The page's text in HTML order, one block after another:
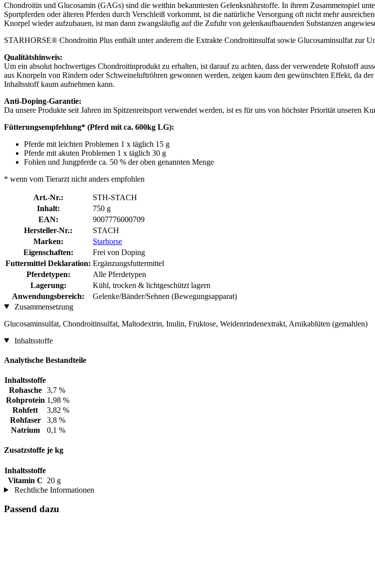
Chondroitin und Glucosamin (GAGs) sind die weithin bekanntesten Gelenksnährstoffe. In ihrem Zusammenspiel
Sportpferden oder älteren Pferden durch Verschleiß vorkommt, ist die natürliche Versorgung oft nicht mehr
Knorpel wieder aufzubauen, ist man dann zwangsläufig auf die Zufuhr von gelenkaufbauenden Substanzen
STARHORSE® Chondroitin Plus enthält unter anderem die Extrakte Condroitinsulfat sowie Glucosaminsulfat zur
Qualitätshinweis:
Um ein absolut hochwertiges Chondroitinprodukt zu erhalten, ist darauf zu achten, dass der verwendete Rohstoff
aus Knorpeln von Rindern oder Schweineluftröhren gewonnen werden, zeigen kaum den gewünschten Effekt, da
Inhaltsstoff kaum aufnehmen kann.
Anti-Doping-Garantie:
Da unsere Produkte seit Jahren im Spitzenreitsport verwendet werden, ist es für uns von höchster Priorität unseren
Fütterungsempfehlung* (Pferd mit ca. 600kg LG):
Pferde mit leichten Problemen 1 x täglich 15 g
Pferde mit akuten Problemen 1 x täglich 30 g
Fohlen und Jungpferde ca. 50 % der oben genannten Menge
* wenn vom Tierarzt nicht anders empfohlen
Art.-Nr.:
STH-STACH
Inhalt:
750 g
EAN:
9007776000709
Hersteller-Nr.:
STACH
Marken:
Starhorse
Eigenschaften:
Frei von Doping
Futtermittel Deklaration: Ergänzungsfuttermittel
Pferdetypen:
Alle Pferdetypen
Lagerung:
Kühl, trocken & lichtgeschützt lagern
Anwendungsbereich:
Gelenke/Bänder/Sehnen (Bewegungsapparat)
Zusammensetzung
Glucosaminsulfat, Chondroitinsulfat, Maltodextrin, Inulin, Fruktose, Weidenrindenextrakt, Arnikablüten (gemahlen)
Inhaltsstoffe
Analytische Bestandteile
Inhaltsstoffe
Rohasche
3,7 %
Rohprotein 1,98 %
Rohfett
3,82 %
Rohfaser
3,8 %
Natrium
0,1 %
Zusatzstoffe je kg
Inhaltsstoffe
Vitamin C 20 g
Rechtliche Informationen
Passend dazu